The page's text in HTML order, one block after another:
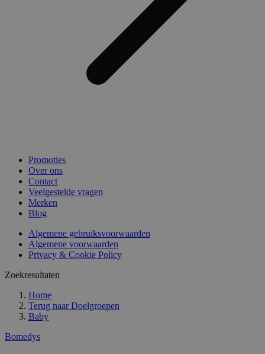
Promoties
Over ons
Contact
Veelgestelde vragen
Merken
Blog
Algemene gebruiksvoorwaarden
Algemene voorwaarden
Privacy & Cookie Policy
Zoekresultaten
Home
Terug naar Doelgroepen
Baby
Bomedys